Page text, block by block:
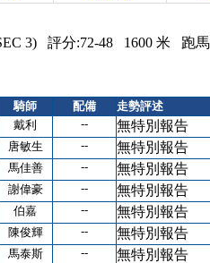
3) 評分:72-48 1600 米 跑
騎師 配備
走勢評述
戴利 -- 無特別報告
唐敏生 -- 無特別報告
馬佳善 -- 無特別報告
謝偉豪 -- 無特別報告
伯嘉 -- 無特別報告
陳俊輝 -- 無特別報告
馬泰斯 -- 無特別報告